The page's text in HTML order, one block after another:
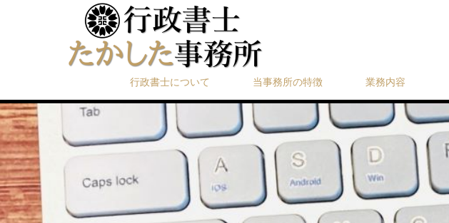
行政書士について 当事務所の特徴 業務内容